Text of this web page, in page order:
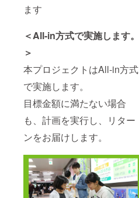
ます
＜All-in方式で実施します。
＞
本プロジェクトはAll-in方式
で実施します。
目標金額に満たない場合
も、計画を実行し、リター
ンをお届けします。